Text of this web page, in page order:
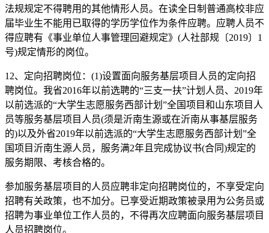
法规规定不得聘用的其他情形人员。在读全日制普通高校非应
届毕业生不能用已取得的学历学位作为条件应聘。应聘人员不
得应聘有《事业单位人事管理回避规定》(人社部规〔2019〕1
号)规定情形的岗位。
12、定向招聘岗位：(1)设置面向服务基层项目人员的定向招
聘岗位。我省2016年以前选聘的“三支一扶”计划人员、2019年
以前选派的“大学生志愿服务西部计划”全国项目和山东项目人
员等服务基层项目人员(须是沂南生源或在沂南从事基层服务
的)以及外省2019年以前选派的“大学生志愿服务西部计划”全
国项目沂南生源人员，服务满2年且完成协议书(合同)规定的
服务期限、考核合格的。
参加服务基层项目的人员应聘非定向招聘岗位的，不享受定向
招聘有关政策，也不加分。已享受近期政策被录用为公务员或
招聘为事业单位工作人员的，不得再次应聘面向服务基层项目
人员招聘岗位。